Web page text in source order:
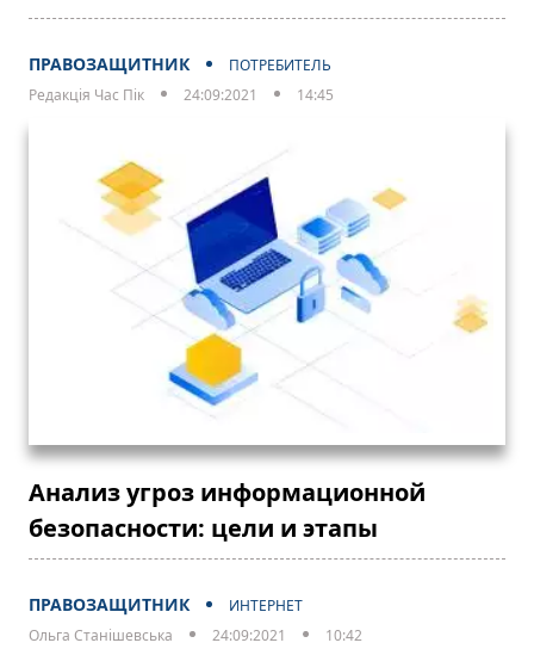
ПРАВОЗАЩИТНИК
ПОТРЕБИТЕЛЬ
Редакція Час Пік
24:09:2021 14:45
Анализ угроз информационной
безопасности: цели и этапы
ПРАВОЗАЩИТНИК
ИНТЕРНЕТ
Ольга Станішевська
24:09:2021 10:42